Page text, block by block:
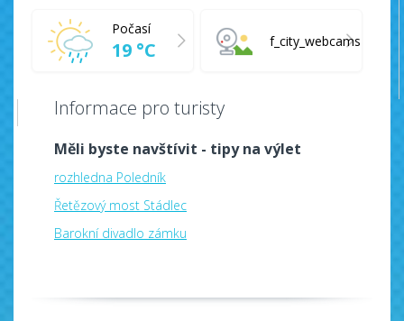
Počasí
19 °C f_city_webcams
Informace pro turisty
Měli byste navštívit - tipy na výlet
rozhledna Poledník
Řetězový most Stádlec
Barokní divadlo zámku